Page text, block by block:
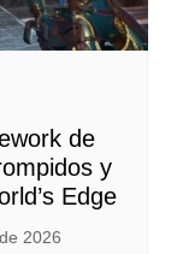
de
y
Edge
2026